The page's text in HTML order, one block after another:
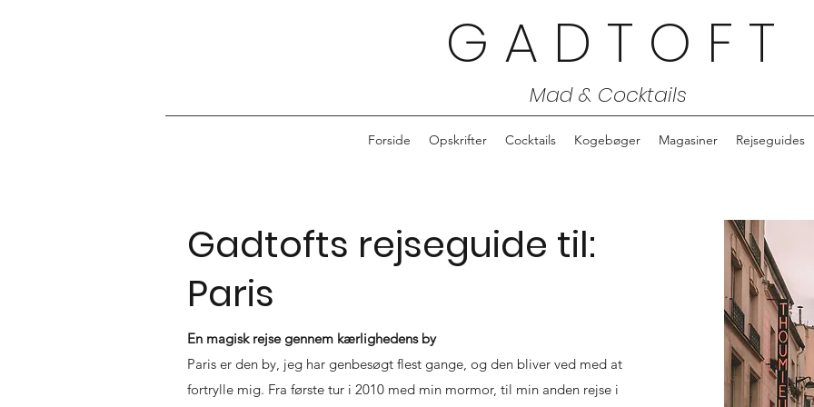
G A D T O F T
Mad & Cocktails
Forside Opskrifter Cocktails Kogebøger Magasiner Rejseguides
Gadtofts rejseguide til:
Paris
En magisk rejse gennem kærlighedens by
Paris er den by, jeg har genbesøgt flest gange, og den bliver ved med at
fortrylle mig. Fra første tur i 2010 med min mormor, til min anden rejse i